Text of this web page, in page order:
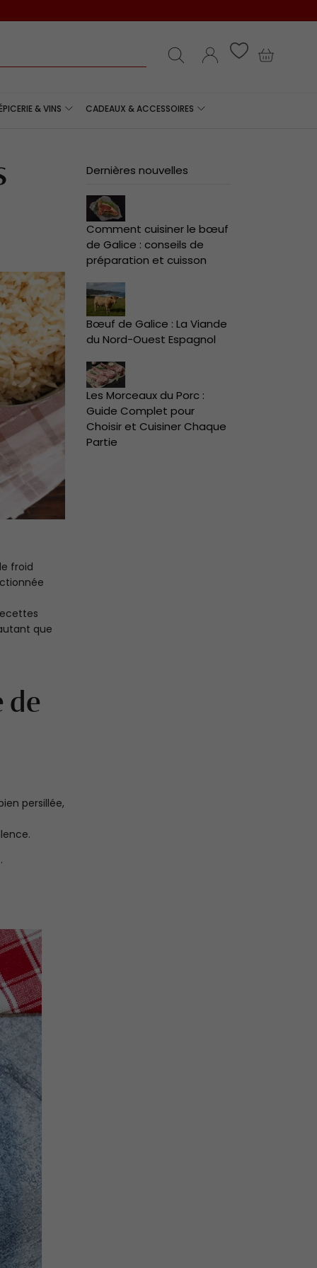
RechercheSe connecterPanier
& VINS CADEAUX & ACCESSOIRES
froid
que
de
persillée,
Dernières nouvelles
Comment cuisiner le bœuf
de Galice : conseils de
préparation et cuisson
Bœuf de Galice : La Viande
du Nord-Ouest Espagnol
Les Morceaux du Porc :
Guide Complet pour
Choisir et Cuisiner Chaque
Partie